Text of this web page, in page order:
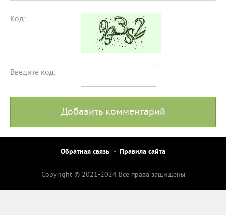
Код:
Введите код:
Добавить комментарий
Обратная связь Правила сайта
Copyright © 2021-2024 Все права защищены